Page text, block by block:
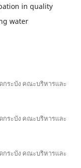
in quality
water
กระบัง คณะบริหารและ
กระบัง คณะบริหารและ
กระบัง คณะบริหารและ